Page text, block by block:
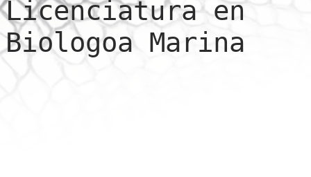
Licenciatura en
Biologoa Marina